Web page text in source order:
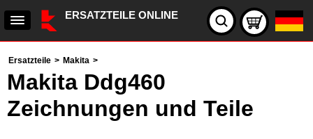
ERSATZTEILE ONLINE
Ersatzteile > Makita >
Makita Ddg460
Zeichnungen und Teile